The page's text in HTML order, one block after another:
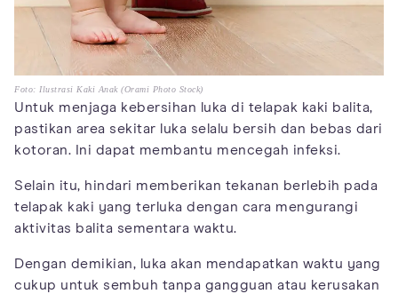
Foto: Ilustrasi Kaki Anak (Orami Photo Stock)
Untuk menjaga kebersihan luka di telapak kaki balita,
pastikan area sekitar luka selalu bersih dan bebas dari
kotoran. Ini dapat membantu mencegah infeksi.
Selain itu, hindari memberikan tekanan berlebih pada
telapak kaki yang terluka dengan cara mengurangi
aktivitas balita sementara waktu.
Dengan demikian, luka akan mendapatkan waktu yang
cukup untuk sembuh tanpa gangguan atau kerusakan